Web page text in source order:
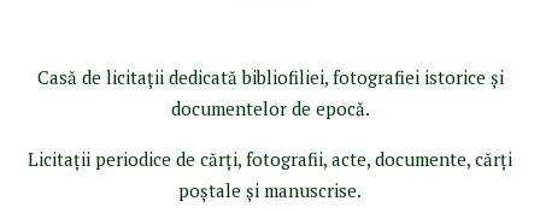
Casă de licitaţii dedicată bibliofiliei, fotografiei istorice şi
documentelor de epocă.
Licitaţii periodice de cărţi, fotografii, acte, documente, cărţi
poştale şi manuscrise.